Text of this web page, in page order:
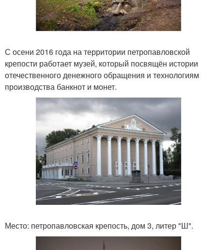
С осени 2016 года на территории петропавловской
крепости работает музей, который посвящён истории
отечественного денежного обращения и технологиям
производства банкнот и монет.
Место: петропавловская крепость, дом 3, литер "Ш".